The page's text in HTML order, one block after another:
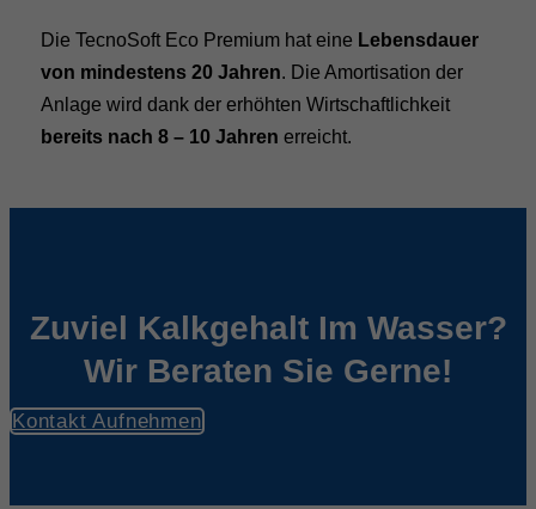
Die TecnoSoft Eco Premium hat eine Lebensdauer
von mindestens 20 Jahren. Die Amortisation der
Anlage wird dank der erhöhten Wirtschaftlichkeit
bereits nach 8 – 10 Jahren erreicht.
Zuviel Kalkgehalt Im Wasser?
Wir Beraten Sie Gerne!
Kontakt Aufnehmen